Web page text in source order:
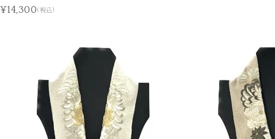
¥14,300(税込)